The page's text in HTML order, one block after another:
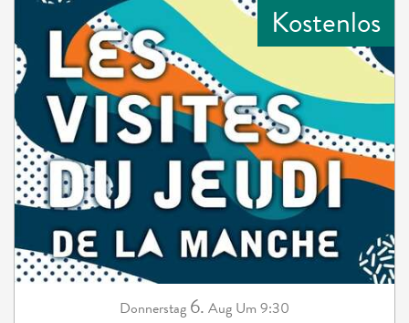
Kostenlos
Donnerstag 6. Aug Um 9:30